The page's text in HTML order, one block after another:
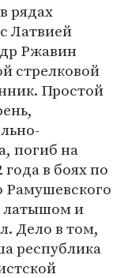
рядах
Латвией
Ржавин
стрелковой
Простой
погиб на
в боях по
Рамушевского
латышом и
Дело в том,
республика